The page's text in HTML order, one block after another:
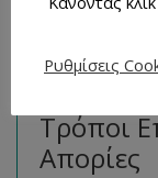
Μπορείτε να
κατηγορίας
ακολουθώντας
Τρόποι
Απορίες
Ρυθμίσεις